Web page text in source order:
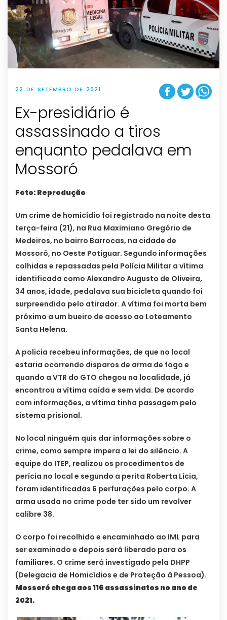
22 DE SETEMBRO DE 2021
Ex-presidiário é
assassinado a tiros
enquanto pedalava em
Mossoró
Foto: Reprodução
Um crime de homicídio foi registrado na noite desta
terça-feira (21), na Rua Maximiano Gregório de
Medeiros, no bairro Barrocas, na cidade de
Mossoró, no Oeste Potiguar. Segundo informações
colhidas e repassadas pela Polícia Militar a vítima
identificada como Alexandro Augusto de Oliveira,
34 anos, idade, pedalava sua bicicleta quando foi
surpreendido pelo atirador. A vítima foi morta bem
próximo a um bueiro de acesso ao Loteamento
Santa Helena.
A policia recebeu informações, de que no local
estaria ocorrendo disparos de arma de fogo e
quando a VTR do GTO chegou na localidade, já
encontrou a vítima caída e sem vida. De acordo
com informações, a vítima tinha passagem pelo
sistema prisional.
No local ninguém quis dar informações sobre o
crime, como sempre impera a lei do silêncio. A
equipe do ITEP, realizou os procedimentos de
perícia no local e segundo a perita Roberta Lícia,
foram identificadas 6 perfurações pelo corpo. A
arma usada no crime pode ter sido um revolver
calibre 38.
O corpo foi recolhido e encaminhado ao IML para
ser examinado e depois será liberado para os
familiares. O crime será investigado pela DHPP
(Delegacia de Homicídios e de Proteção à Pessoa).
Mossoró chega aos 116 assassinatos no ano de
2021.